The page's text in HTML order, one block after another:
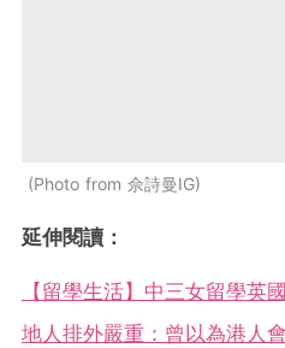
Photo from 佘詩曼IG
延伸閱讀：
【留學生活】中三女留學英
地人排外嚴重：曾以為港人